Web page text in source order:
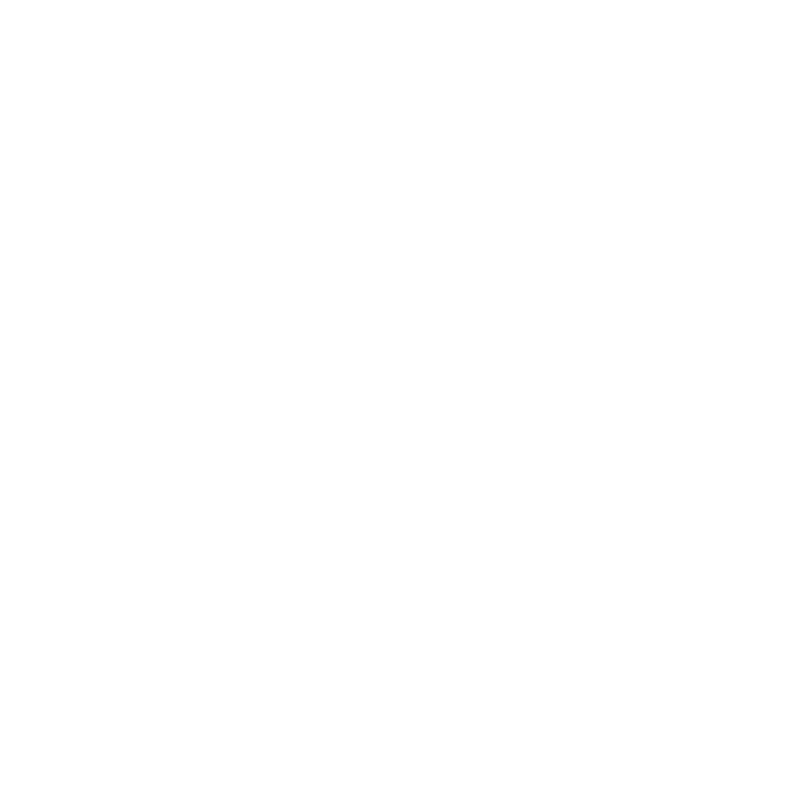
and see latest updates, news, information In Chandpur.